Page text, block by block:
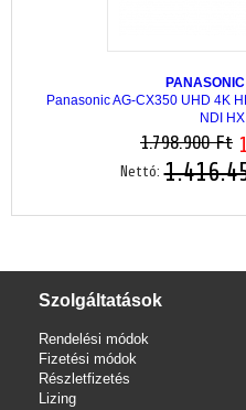
PANASONIC
Panasonic AG-CX350 UHD 4K
NDI
1.798.900 Ft
Nettó:
Szolgáltatások
Rendelési módok
Fizetési módok
Részletfizetés
Lizing